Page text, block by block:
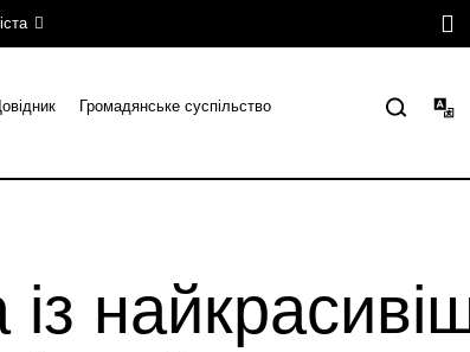
Громадянське суспільство